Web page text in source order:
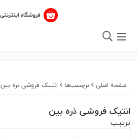
صفحه اصلی برچسب‌ها انتیک فروشی ذره بین
انتیک فروشی ذره بین
ترتیب